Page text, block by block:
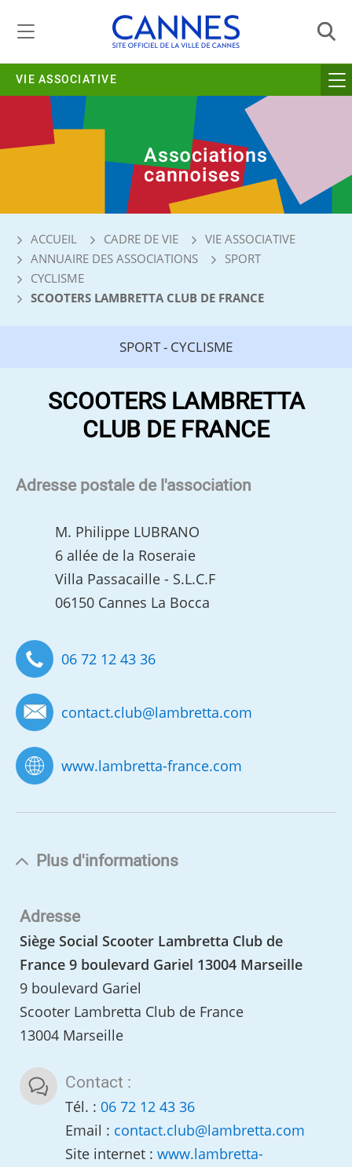
VIE ASSOCIATIVE
ACCUEIL CADRE DE VIE
VIE ASSOCIATIVE
ANNUAIRE DES ASSOCIATIONS
SPORT
CYCLISME
SCOOTERS LAMBRETTA CLUB DE FRANCE
SPORT - CYCLISME
SCOOTERS LAMBRETTA
CLUB DE FRANCE
Adresse postale de l'association
M. Philippe LUBRANO
6 allée de la Roseraie
Villa Passacaille - S.L.C.F
06150 Cannes La Bocca
06 72 12 43 36
contact.club@lambretta.com
www.lambretta-france.com
Plus d'informations
Adresse
Siège Social Scooter Lambretta Club de
France 9 boulevard Gariel 13004 Marseille
9 boulevard Gariel
Scooter Lambretta Club de France
13004 Marseille
Contact :
Tél. : 06 72 12 43 36
Email : contact.club@lambretta.com
Site internet :www.lambretta-